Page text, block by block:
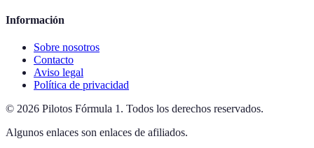
Información
Sobre nosotros
Contacto
Aviso legal
Política de privacidad
© 2026 Pilotos Fórmula 1 . Todos los derechos reservados.
Algunos enlaces son enlaces de afiliados.